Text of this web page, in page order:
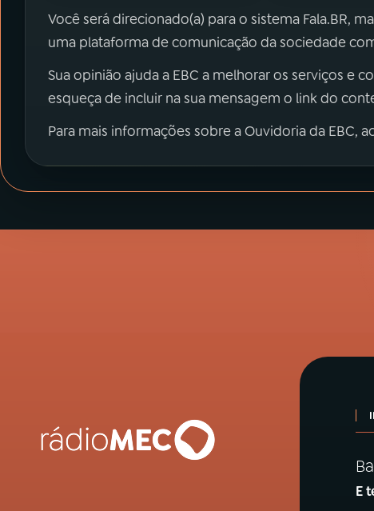
Você será direcionado(a) para o sistema Fala.BR,
uma plataforma de comunicação da sociedade
Sua opinião ajuda a EBC a melhorar os serviços e
esqueça de incluir na sua mensagem o link do
Para mais informações sobre a Ouvidoria da EBC,
E